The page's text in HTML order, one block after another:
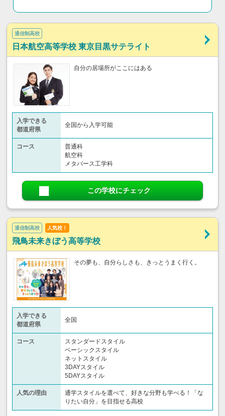
通信制高校
日本航空高等学校 東京目黒サテライト
自分の居場所がここにはある
入学できる
都道府県
全国から入学可能
コース
普通科
航空科
メタバース工学科
この学校にチェック
通信制高校 人気校！
飛鳥未来きぼう高等学校
その夢も、自分らしさも、きっとうまく行く。
入学できる
都道府県
全国
コース
スタンダードスタイル
ベーシックスタイル
ネットスタイル
3DAYスタイル
5DAYスタイル
人気の理由
通学スタイルを選べて、好きな分野も学べる！「な
りたい自分」を目指せる高校